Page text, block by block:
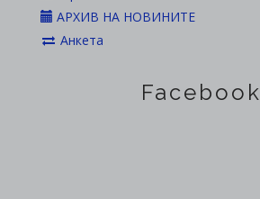
АРХИВ НА НОВИНИТЕ
Анкета
Facebook